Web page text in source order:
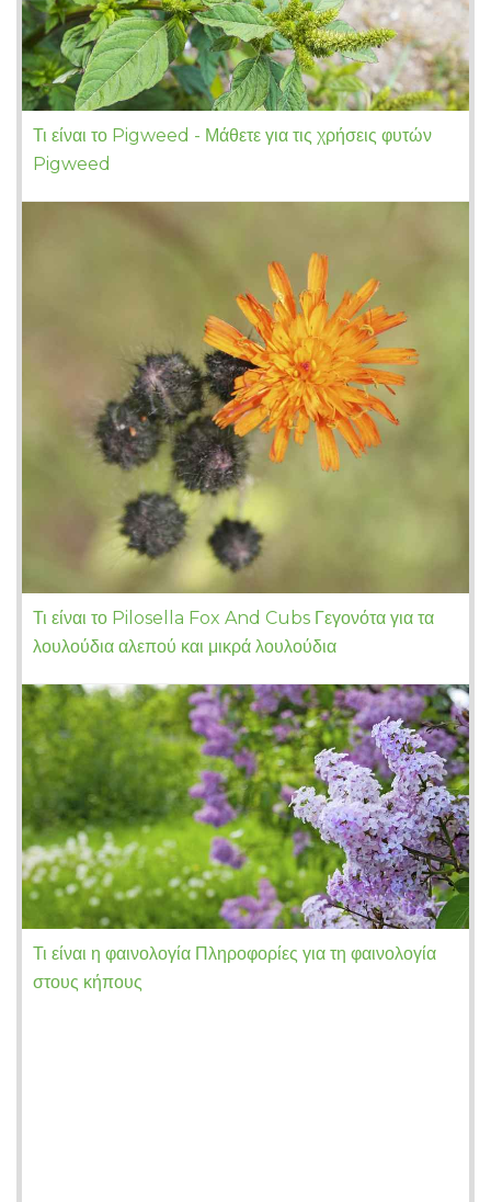
Τι είναι το Pigweed - Μάθετε για τις χρήσεις φυτών
Pigweed
Τι είναι το Pilosella Fox And Cubs Γεγονότα για τα
λουλούδια αλεπού και μικρά λουλούδια
Τι είναι η φαινολογία Πληροφορίες για τη φαινολογία
στους κήπους